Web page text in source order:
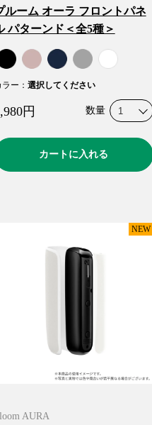
ルーム オーラ フロントパネ
パターンド＜全5種＞
ラー ： 選択してください
円 数量
カートに入れる
NEW
AURA